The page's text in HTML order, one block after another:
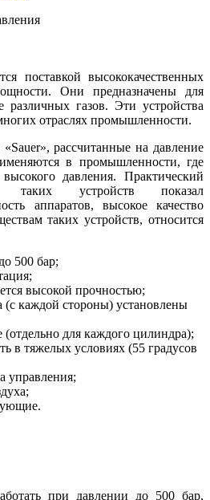
поставкой высококачественных
Они предназначены для
различных газов. Эти устройства
отраслях промышленности.
рассчитанные на давление
в промышленности, где
давления. Практический
таких устройств показал
аппаратов, высокое качество
таких устройств, относится
500 бар;
высокой прочностью;
(с каждой стороны) установлены
(отдельно для каждого цилиндра);
в тяжелых условиях (55 градусов
управления;
при давлении до 500 бар,